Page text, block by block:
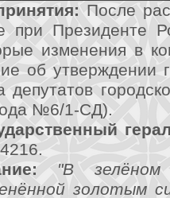
После
при Президенте
изменения в
об утверждении
депутатов
№6/1-СД).
"В
золотым